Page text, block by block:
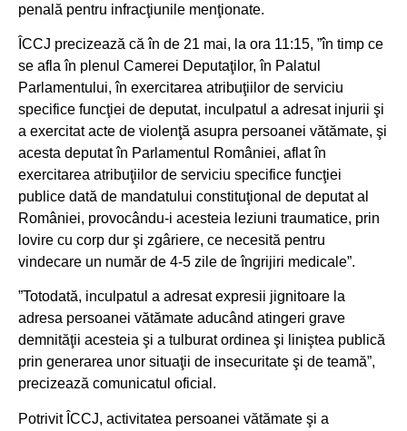
penală pentru infracţiunile menţionate.
ÎCCJ precizează că în de 21 mai, la ora 11:15, ”în timp ce
se afla în plenul Camerei Deputaţilor, în Palatul
Parlamentului, în exercitarea atribuţiilor de serviciu
specifice funcţiei de deputat, inculpatul a adresat injurii şi
a exercitat acte de violenţă asupra persoanei vătămate, şi
acesta deputat în Parlamentul României, aflat în
exercitarea atribuţiilor de serviciu specifice funcţiei
publice dată de mandatului constituţional de deputat al
României, provocându-i acesteia leziuni traumatice, prin
lovire cu corp dur şi zgâriere, ce necesită pentru
vindecare un număr de 4-5 zile de îngrijiri medicale”.
”Totodată, inculpatul a adresat expresii jignitoare la
adresa persoanei vătămate aducând atingeri grave
demnităţii acesteia şi a tulburat ordinea şi liniştea publică
prin generarea unor situaţii de insecuritate şi de teamă”,
precizează comunicatul oficial.
Potrivit ÎCCJ, activitatea persoanei vătămate şi a